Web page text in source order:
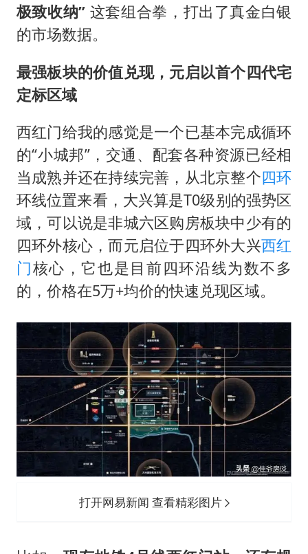
极致收纳” 这套组合拳，打出了真金白银
的市场数据。
最强板块的价值兑现，元启以首个四代宅
定标区域
西红门给我的感觉是一个已基本完成循环
的“小城邦”，交通、配套各种资源已经相
当成熟并还在持续完善，从北京整个四环
环线位置来看，大兴算是T0级别的强势区
域，可以说是非城六区购房板块中少有的
四环外核心，而元启位于四环外大兴西红
门核心，它也是目前四环沿线为数不多
的，价格在5万+均价的快速兑现区域。
打开网易新闻 查看精彩图片